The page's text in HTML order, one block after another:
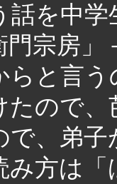
話を中
門宗房」
らと言
たので
で、弟
み方は